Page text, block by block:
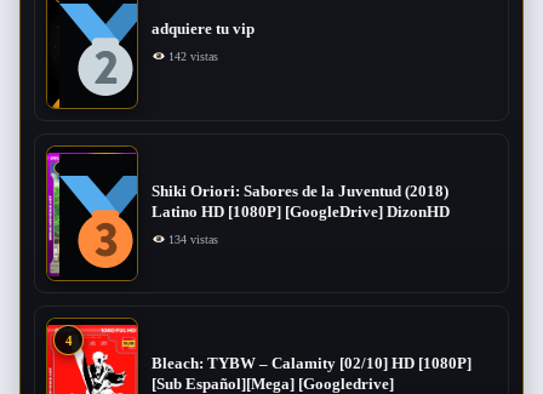
adquiere tu vip
142 vistas
Shiki Oriori: Sabores de la Juventud (2018)
Latino HD [1080P] [GoogleDrive] DizonHD
134 vistas
4
Bleach: TYBW – Calamity [02/10] HD [1080P]
[Sub Español][Mega] [Googledrive]